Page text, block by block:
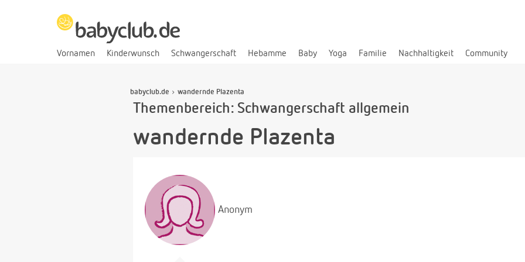
Vornamen Kinderwunsch Schwangerschaft Hebamme Baby Yoga Familie Nachhaltigkeit Community
babyclub.de wandernde Plazenta
Themenbereich: Schwangerschaft allgemein
wandernde Plazenta
Anonym